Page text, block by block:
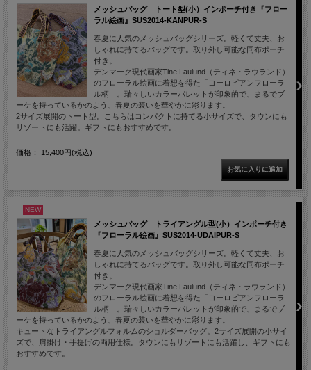
メッシュバッグ トート型(小）インポーチ付き『フロー
ラル絵画』SUS2014-KANPUR-S
春夏に人気のメッシュバッグシリーズ。軽くて丈夫、お
しゃれに持てるバッグです。取り外し可能な同布ポーチ
付き。
デンマーク現代画家Tine Laulund（ティネ・ラウランド）
のフローラル絵画に着想を得た「ヨーロピアンフローラ
ル柄」。瑞々しいカラーパレットが印象的で、まるでブ
ーケを持っているかのよう、春夏の装いを華やかに彩ります。
2サイズ展開のトート型。こちらはコンパクトに持てる小サイズで、タウンにも
リゾートにも活躍。ギフトにもおすすめです。
価格： 15,400円(税込)
NEW
メッシュバッグ トライアングル型(小）インポーチ付き
『フローラル絵画』SUS2014-UDAIPUR-S
春夏に人気のメッシュバッグシリーズ。軽くて丈夫、お
しゃれに持てるバッグです。取り外し可能な同布ポーチ
付き。
デンマーク現代画家Tine Laulund（ティネ・ラウランド）
のフローラル絵画に着想を得た「ヨーロピアンフローラ
ル柄」。瑞々しいカラーパレットが印象的で、まるでブ
ーケを持っているかのよう、春夏の装いを華やかに彩ります。
キュートなトライアングルフォルムのショルダーバッグ。2サイズ展開の小サイ
ズで、肩掛け・手提げの両用仕様。タウンにもリゾートにも活躍し、ギフトにも
おすすめです。